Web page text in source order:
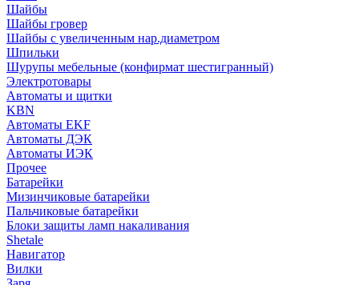
Шайбы
Шайбы гровер
Шайбы с увеличенным нар.диаметром
Шпильки
Шурупы мебельные (конфирмат шестигранный)
Электротовары
Автоматы и щитки
KBN
Автоматы EKF
Автоматы ДЭК
Автоматы ИЭК
Прочее
Батарейки
Мизинчиковые батарейки
Пальчиковые батарейки
Блоки защиты ламп накаливания
Shetale
Навигатор
Вилки